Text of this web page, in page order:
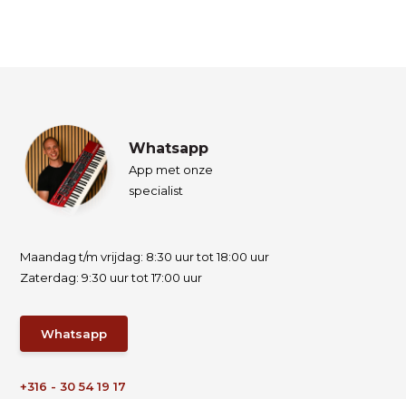
Whatsapp
App met onze
specialist
Maandag t/m vrijdag: 8:30 uur tot 18:00 uur
Zaterdag: 9:30 uur tot 17:00 uur
Whatsapp
+316 - 30 54 19 17